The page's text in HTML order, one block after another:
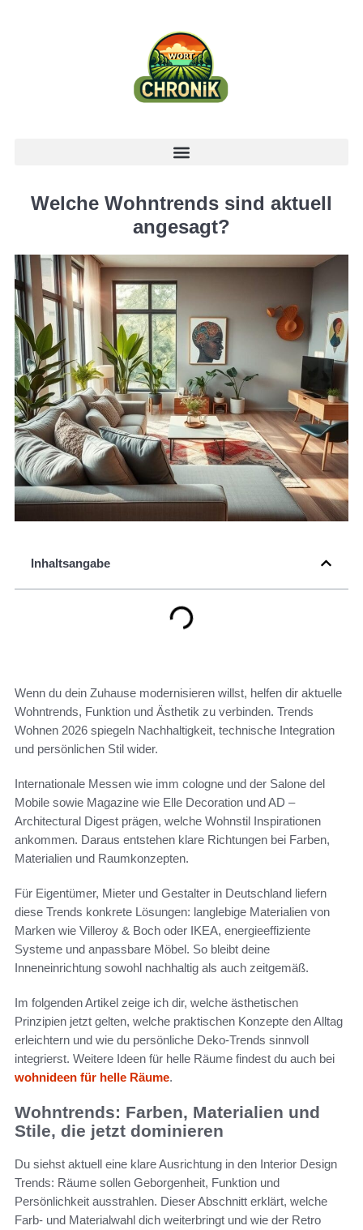
Welche Wohntrends sind aktuell
angesagt?
Inhaltsangabe
Wenn du dein Zuhause modernisieren willst, helfen dir aktuelle
Wohntrends, Funktion und Ästhetik zu verbinden. Trends
Wohnen 2026 spiegeln Nachhaltigkeit, technische Integration
und persönlichen Stil wider.
Internationale Messen wie imm cologne und der Salone del
Mobile sowie Magazine wie Elle Decoration und AD –
Architectural Digest prägen, welche Wohnstil Inspirationen
ankommen. Daraus entstehen klare Richtungen bei Farben,
Materialien und Raumkonzepten.
Für Eigentümer, Mieter und Gestalter in Deutschland liefern
diese Trends konkrete Lösungen: langlebige Materialien von
Marken wie Villeroy & Boch oder IKEA, energieeffiziente
Systeme und anpassbare Möbel. So bleibt deine
Inneneinrichtung sowohl nachhaltig als auch zeitgemäß.
Im folgenden Artikel zeige ich dir, welche ästhetischen
Prinzipien jetzt gelten, welche praktischen Konzepte den Alltag
erleichtern und wie du persönliche Deko-Trends sinnvoll
integrierst. Weitere Ideen für helle Räume findest du auch bei
wohnideen für helle Räume.
Wohntrends: Farben, Materialien und
Stile, die jetzt dominieren
Du siehst aktuell eine klare Ausrichtung in den Interior Design
Trends: Räume sollen Geborgenheit, Funktion und
Persönlichkeit ausstrahlen. Dieser Abschnitt erklärt, welche
Farb- und Materialwahl dich weiterbringt und wie der Retro